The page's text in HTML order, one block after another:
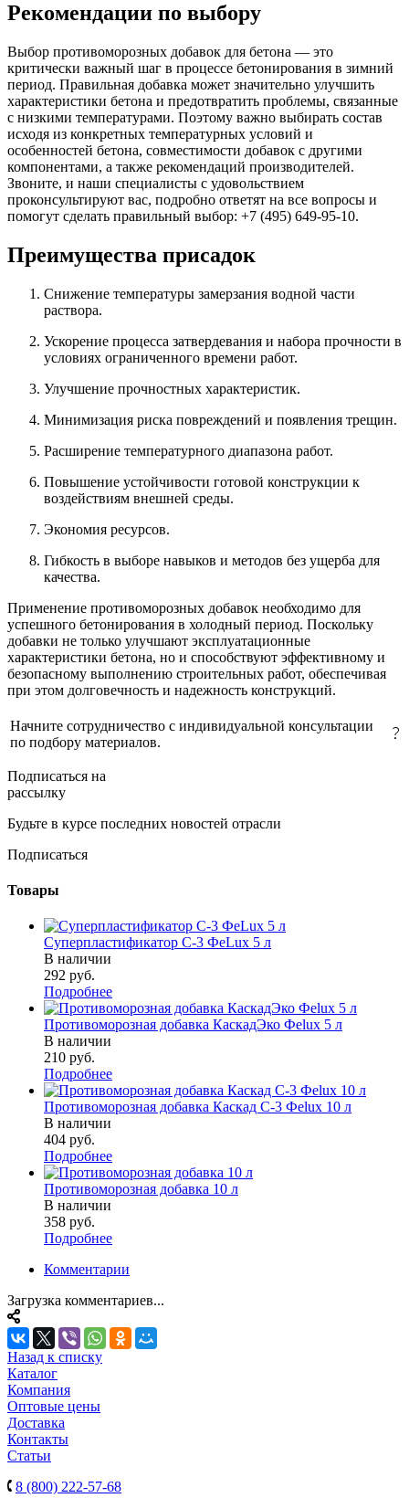
Рекомендации по выбору
Выбор противоморозных добавок для бетона — это
критически важный шаг в процессе бетонирования в зимний
период. Правильная добавка может значительно улучшить
характеристики бетона и предотвратить проблемы, связанные
с низкими температурами. Поэтому важно выбирать состав
исходя из конкретных температурных условий и
особенностей бетона, совместимости добавок с другими
компонентами, а также рекомендаций производителей.
Звоните, и наши специалисты с удовольствием
проконсультируют вас, подробно ответят на все вопросы и
помогут сделать правильный выбор: +7 (495) 649-95-10.
Преимущества присадок
Снижение температуры замерзания водной части
раствора.
Ускорение процесса затвердевания и набора прочности в
условиях ограниченного времени работ.
Улучшение прочностных характеристик.
Минимизация риска повреждений и появления трещин.
Расширение температурного диапазона работ.
Повышение устойчивости готовой конструкции к
воздействиям внешней среды.
Экономия ресурсов.
Гибкость в выборе навыков и методов без ущерба для
качества.
Применение противоморозных добавок необходимо для
успешного бетонирования в холодный период. Поскольку
добавки не только улучшают эксплуатационные
характеристики бетона, но и способствуют эффективному и
безопасному выполнению строительных работ, обеспечивая
при этом долговечность и надежность конструкций.
Начните сотрудничество с индивидуальной консультации
по подбору материалов.
Подписаться на
рассылку
Будьте в курсе последних новостей отрасли
Подписаться
Товары
Суперпластификатор С-3 ФеLux 5 л
В наличии
292 руб.
Подробнее
Противоморозная добавка КаскадЭко Феlux 5 л
В наличии
210 руб.
Подробнее
Противоморозная добавка Каскад С-3 Феlux 10 л
В наличии
404 руб.
Подробнее
Противоморозная добавка 10 л
В наличии
358 руб.
Подробнее
Комментарии
Загрузка комментариев...
Назад к списку
Каталог
Компания
Оптовые цены
Доставка
Контакты
Статьи
8 (800) 222-57-68